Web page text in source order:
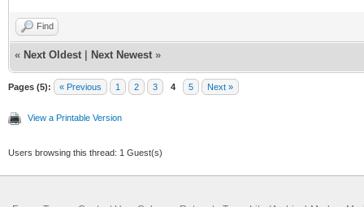
Find
« Next Oldest Next Newest »
Pages (5): « Previous 1 2 3 4 5 Next »
View a Printable Version
Users browsing this thread: 1 Guest(s)